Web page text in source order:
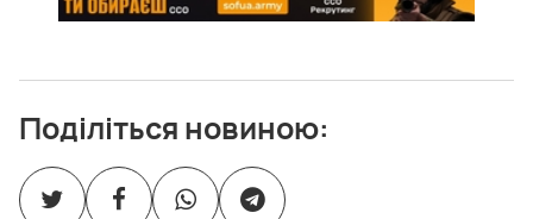
Поділіться новиною: